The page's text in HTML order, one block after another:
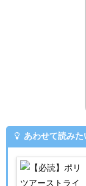
あわせて読みた